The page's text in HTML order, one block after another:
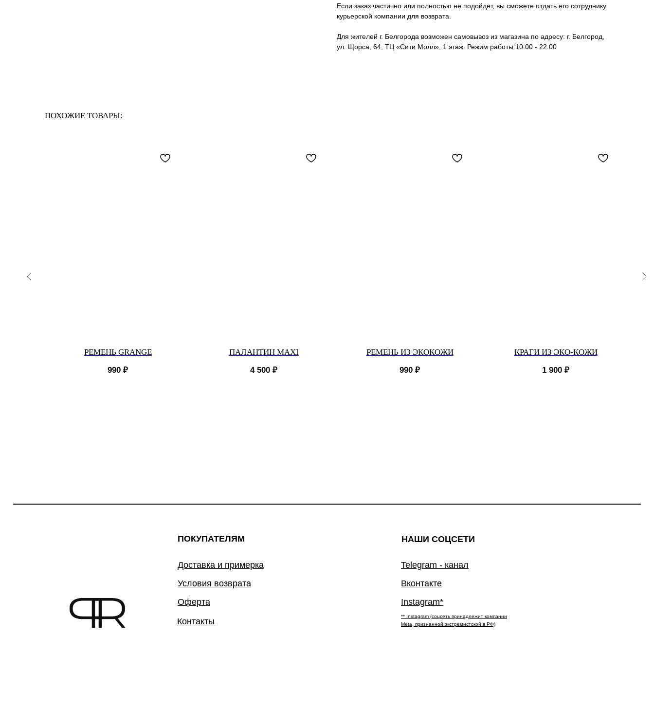
Если заказ частично или полностью не подойдет, вы сможете отдать его сотруднику
курьерской компании для возврата.
Для жителей г. Белгорода возможен самовывоз из магазина по адресу: г. Белгород,
ул. Щорса, 64, ТЦ «Сити Молл», 1 этаж. Режим работы:10:00 - 22:00
ПОХОЖИЕ ТОВАРЫ:
РЕМЕНЬ GRANGE
990 ₽
ПАЛАНТИН MAXI
4 500 ₽
РЕМЕНЬ ИЗ ЭКОКОЖИ
990 ₽
КРАГИ ИЗ ЭКО-КОЖИ
1 900 ₽
ПОКУПАТЕЛЯМ НАШИ СОЦСЕТИ
Telegram - канал
Вконтакте
Instagram*
** Instagram (соцсеть принадлежит компании
Meta, признанной экстремистской в РФ)
Доставка и примерка
Условия возврата
Оферта
Контакты